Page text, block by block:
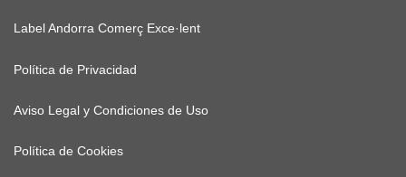
Label Andorra Comerç Exce·lent
Política de Privacidad
Aviso Legal y Condiciones de Uso
Política de Cookies